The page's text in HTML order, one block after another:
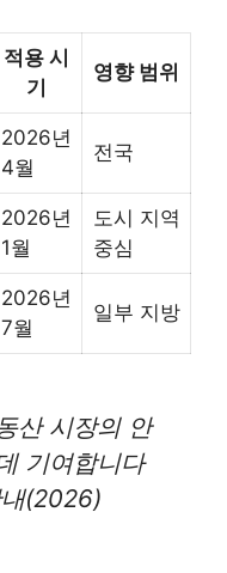
적용 시
기
영향 범위
2026년
4월
전국
2026년
1월
도시 지역
중심
2026년
7월
일부 지방
산 시장의 안
기여합니다
(2026)